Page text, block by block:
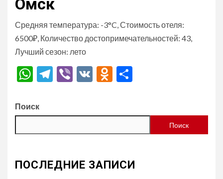
Омск
Средняя температура: -3°C, Стоимость отеля:
6500₽, Количество достопримечательностей: 43,
Лучший сезон: лето
WhatsApp
Telegram
Viber
VK Odnoklassniki
Поиск
Поиск
ПОСЛЕДНИЕ ЗАПИСИ